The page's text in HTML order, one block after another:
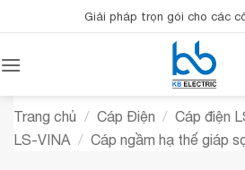
qua
dung
Giải pháp trọn gói cho các
Trang chủ / Cáp Điện / Cáp điện
LS-VINA / Cáp ngầm hạ thế giáp